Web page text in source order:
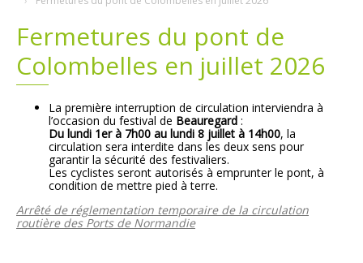
Fermetures du pont de
Colombelles en juillet 2026
La première interruption de circulation interviendra à
l’occasion du festival de Beauregard :
Du lundi 1er à 7h00 au lundi 8 juillet à 14h00, la
circulation sera interdite dans les deux sens pour
garantir la sécurité des festivaliers.
Les cyclistes seront autorisés à emprunter le pont, à
condition de mettre pied à terre.
Arrêté de réglementation temporaire de la circulation
routière des Ports de Normandie
Plans
Demandes légales
Emploi
Marchés publics
Grands projets